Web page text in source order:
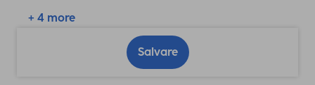
+ 4 more
Salvare